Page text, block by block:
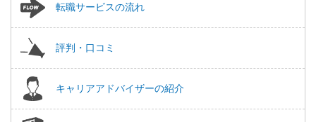
転職サービスの流れ
評判・口コミ
キャリアアドバイザーの紹介